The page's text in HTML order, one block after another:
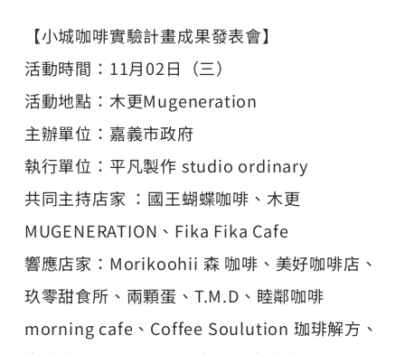
【小城咖啡實驗計畫成果發表會】
活動時間：11月02日（三）
活動地點：木更Mugeneration
主辦單位：嘉義市政府
執行單位：平凡製作 studio ordinary
共同主持店家 ：國王蝴蝶咖啡、木更
MUGENERATION、Fika Fika Cafe
響應店家：Morikoohii 森 咖啡、美好咖啡店、
玖零甜食所、兩顆蛋、T.M.D、睦鄰咖啡
morning cafe、Coffee Soulution 珈琲解方、